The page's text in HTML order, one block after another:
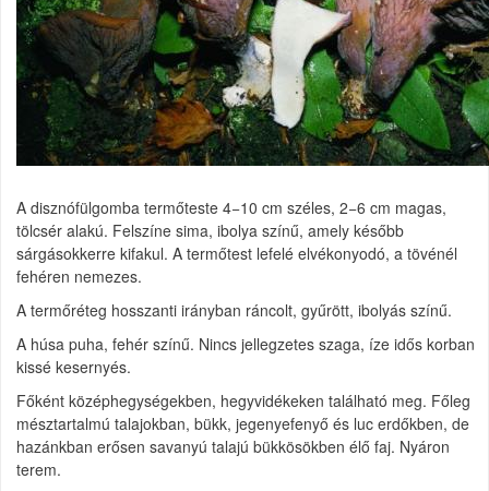
A disznófülgomba termőteste 4−10 cm széles, 2−6 cm magas,
tölcsér alakú. Felszíne sima, ibolya színű, amely később
sárgásokkerre kifakul. A termőtest lefelé elvékonyodó, a tövénél
fehéren nemezes.
A termőréteg hosszanti irányban ráncolt, gyűrött, ibolyás színű.
A húsa puha, fehér színű. Nincs jellegzetes szaga, íze idős korban
kissé kesernyés.
Főként középhegységekben, hegyvidékeken található meg. Főleg
mésztartalmú talajokban, bükk, jegenyefenyő és luc erdőkben, de
hazánkban erősen savanyú talajú bükkösökben élő faj. Nyáron
terem.